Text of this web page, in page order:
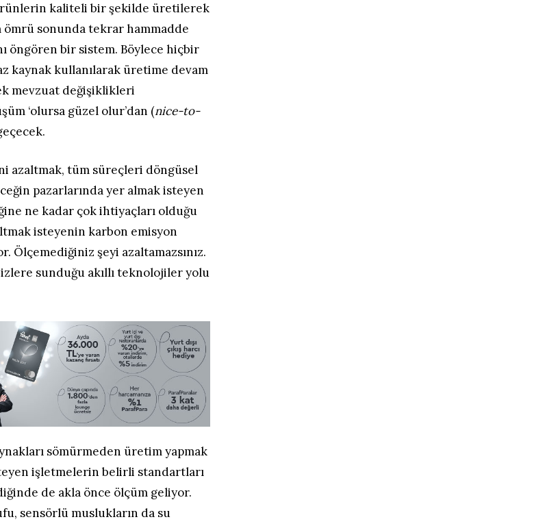
kaliteli bir şekilde üretilerek
ömrü sonunda tekrar hammadde
öngören bir sistem. Böylece hiçbir
kaynak kullanılarak üretime devam
mevzuat değişiklikleri
‘olursa güzel olur’dan (nice-to-
azaltmak, tüm süreçleri döngüsel
pazarlarında yer almak isteyen
ne kadar çok ihtiyaçları olduğu
isteyenin karbon emisyon
Ölçemediğiniz şeyi azaltamazsınız.
sunduğu akıllı teknolojiler yolu
sömürmeden üretim yapmak
işletmelerin belirli standartları
de akla önce ölçüm geliyor.
sensörlü muslukların da su